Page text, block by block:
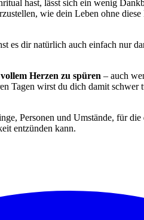
hast, lässt sich ein wenig
wie dein Leben ohne
es dir natürlich auch einfach nur
Herzen zu spüren – auch
Tagen wirst du dich damit
Personen und Umstände, für
entzünden kann.